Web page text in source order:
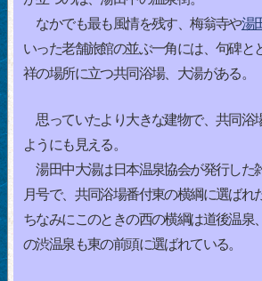
なかでも最も風情を残す、梅翁寺や湯
いった老舗旅館の並ぶ一角には、句碑と
祥の場所に立つ共同浴場、大湯がある。
思っていたより大きな建物で、共同浴
ようにも見える。
湯田中大湯は日本温泉協会が発行した
月号で、共同浴場番付東の横綱に選ばれ
ちなみにこのときの西の横綱は道後温泉
の渋温泉も東の前頭に選ばれている。